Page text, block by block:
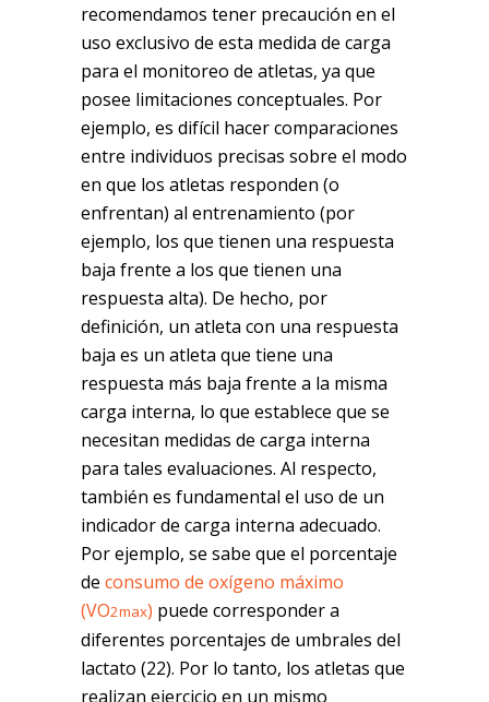
recomendamos tener precaución en el
uso exclusivo de esta medida de carga
para el monitoreo de atletas, ya que
posee limitaciones conceptuales. Por
ejemplo, es difícil hacer comparaciones
entre individuos precisas sobre el modo
en que los atletas responden (o
enfrentan) al entrenamiento (por
ejemplo, los que tienen una respuesta
baja frente a los que tienen una
respuesta alta). De hecho, por
definición, un atleta con una respuesta
baja es un atleta que tiene una
respuesta más baja frente a la misma
carga interna, lo que establece que se
necesitan medidas de carga interna
para tales evaluaciones. Al respecto,
también es fundamental el uso de un
indicador de carga interna adecuado.
Por ejemplo, se sabe que el porcentaje
de consumo de oxígeno máximo
(VO2max) puede corresponder a
diferentes porcentajes de umbrales del
lactato (22). Por lo tanto, los atletas que
realizan ejercicio en un mismo